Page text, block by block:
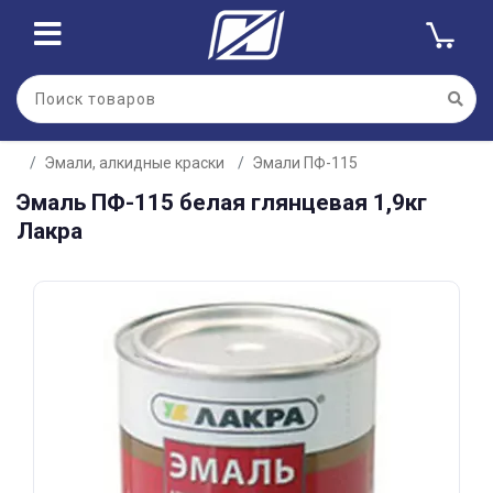
Эмали, алкидные краски Эмали ПФ-115
Эмаль ПФ-115 белая глянцевая 1,9кг
Лакра
Для клиентов всех банков
Разбейте
оплатуна части
без переплат
График платежей